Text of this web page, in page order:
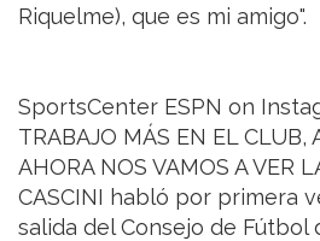
Riquelme), que es mi amigo".
SportsCenter ESPN on
TRABAJO MÁS EN EL CLUB,
AHORA NOS VAMOS A VER
CASCINI habló por primera
salida del Consejo de Fútbol